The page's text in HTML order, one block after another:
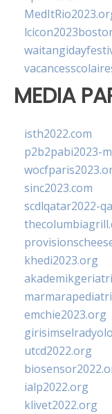
MEDIA
isth2022.com
p2b2pabi2023-
sinc2023.com
scdlqatar2022-
khedi2023.org
emchie2023.org
utcd2022.org
ialp2022.org
klivet2022.org